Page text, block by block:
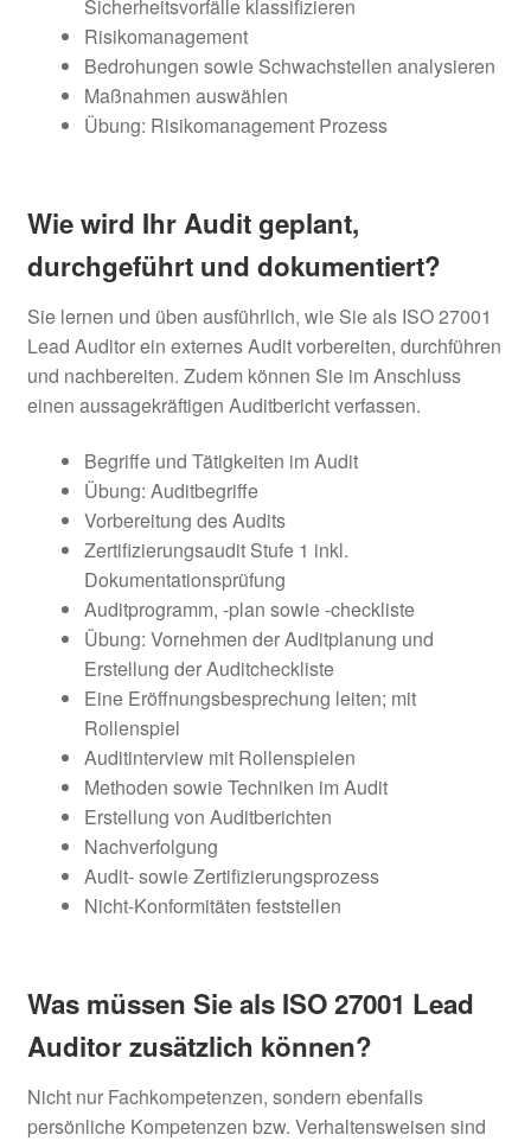
Sicherheitsvorfälle klassifizieren
Risikomanagement
Bedrohungen sowie Schwachstellen analysieren
Maßnahmen auswählen
Übung: Risikomanagement Prozess
Wie wird Ihr Audit geplant,
durchgeführt und dokumentiert?
Sie lernen und üben ausführlich, wie Sie als ISO 27001
Lead Auditor ein externes Audit vorbereiten, durchführen
und nachbereiten. Zudem können Sie im Anschluss
einen aussagekräftigen Auditbericht verfassen.
Begriffe und Tätigkeiten im Audit
Übung: Auditbegriffe
Vorbereitung des Audits
Zertifizierungsaudit Stufe 1 inkl.
Dokumentationsprüfung
Auditprogramm, -plan sowie -checkliste
Übung: Vornehmen der Auditplanung und
Erstellung der Auditcheckliste
Eine Eröffnungsbesprechung leiten; mit
Rollenspiel
Auditinterview mit Rollenspielen
Methoden sowie Techniken im Audit
Erstellung von Auditberichten
Nachverfolgung
Audit- sowie Zertifizierungsprozess
Nicht-Konformitäten feststellen
Was müssen Sie als ISO 27001 Lead
Auditor zusätzlich können?
Nicht nur Fachkompetenzen, sondern ebenfalls
persönliche Kompetenzen bzw. Verhaltensweisen sind